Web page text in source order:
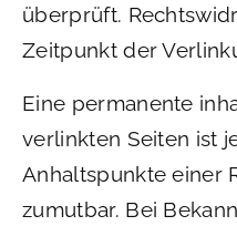
überprüft.
Zeitpunkt der
Eine permanente
verlinkten Seiten ist
Anhaltspunkte einer
zumutbar. Bei